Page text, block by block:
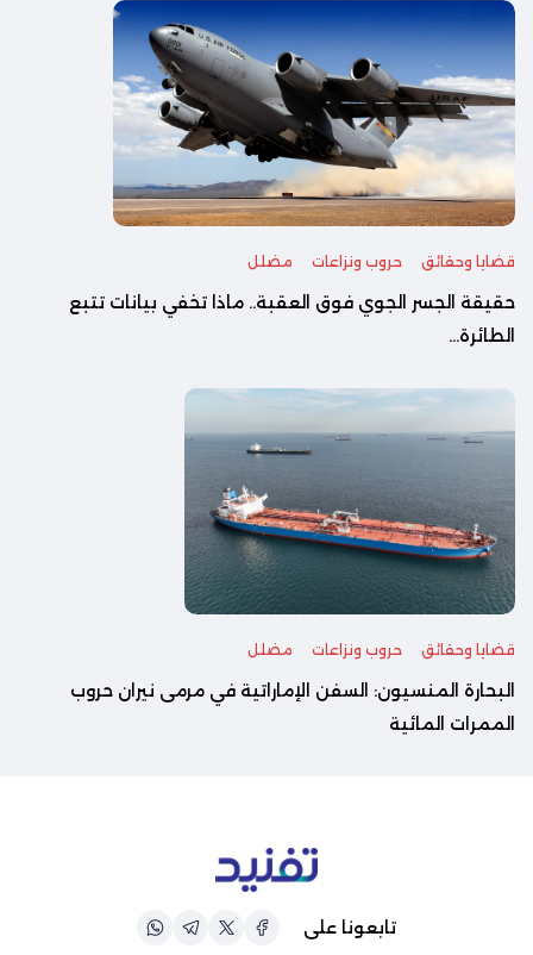
قضايا وحقائق حروب ونزاعات مضلل
حقيقة الجسر الجوي فوق العقبة.. ماذا تخفي بيانات تتبع
الطائرة...
قضايا وحقائق حروب ونزاعات مضلل
البحارة المنسيون: السفن الإماراتية في مرمى نيران حروب
الممرات المائية
تابعونا على